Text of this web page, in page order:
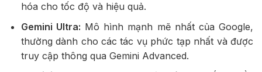
hóa cho tốc độ và hiệu quả.
Gemini Ultra: Mô hình mạnh mẽ nhất của Google,
thường dành cho các tác vụ phức tạp nhất và được
truy cập thông qua Gemini Advanced.